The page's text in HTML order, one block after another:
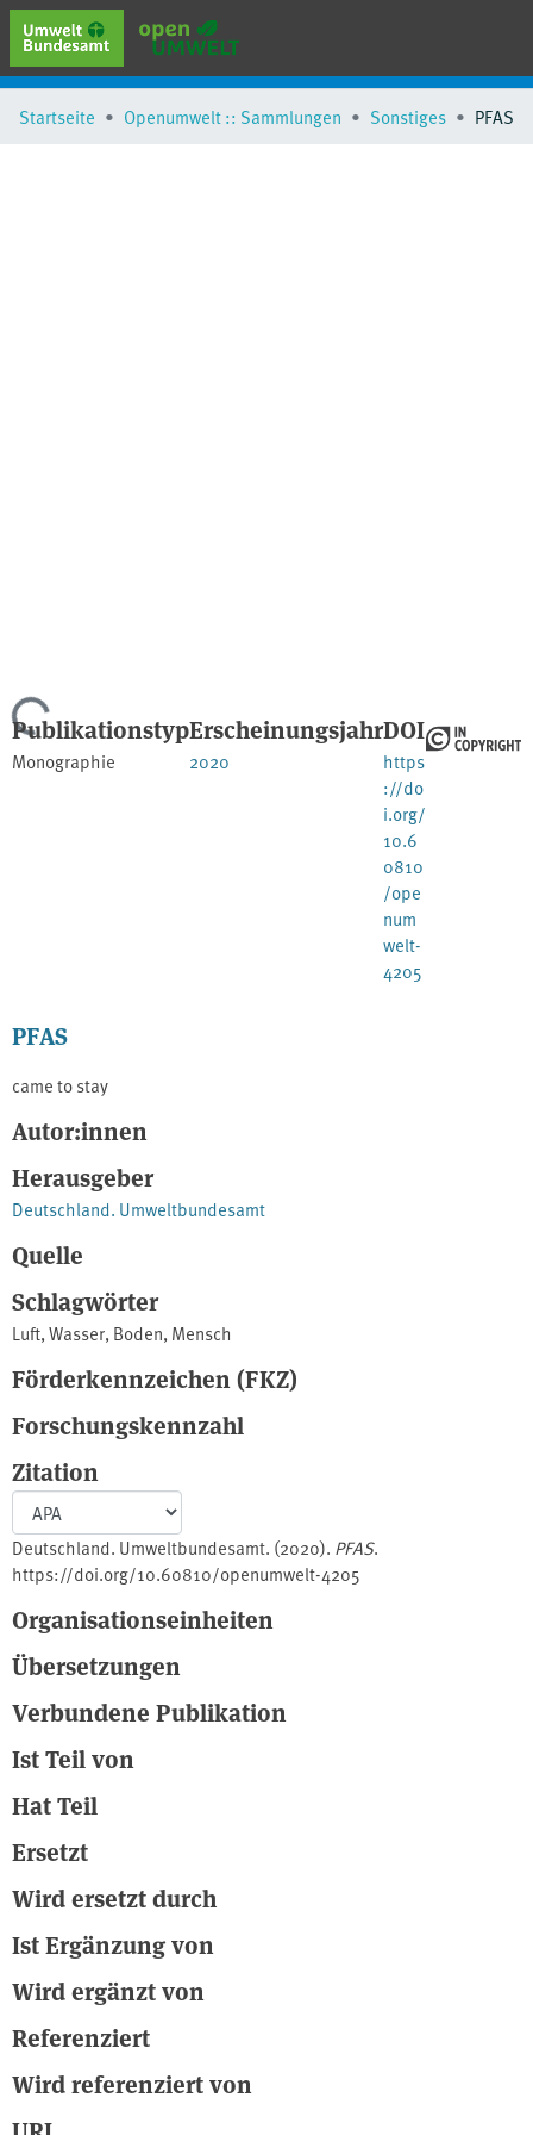
erweiterte Suche
Browse
Startseite Openumwelt :: Sammlungen Sonstiges PFAS
Lade...
Publikationstyp
Monographie
Erscheinungsjahr
2020
DOI
https
://do
i.org/
10.6
0810
/ope
num
welt-
4205
PFAS
came to stay
Autor:innen
Herausgeber
Deutschland. Umweltbundesamt
Quelle
Schlagwörter
Luft,Wasser,Boden,Mensch
Förderkennzeichen (FKZ)
Forschungskennzahl
Zitation
Deutschland. Umweltbundesamt. (2020). PFAS.
https://doi.org/10.60810/openumwelt-4205
Organisationseinheiten
Übersetzungen
Verbundene Publikation
Ist Teil von
Hat Teil
Ersetzt
Wird ersetzt durch
Ist Ergänzung von
Wird ergänzt von
Referenziert
Wird referenziert von